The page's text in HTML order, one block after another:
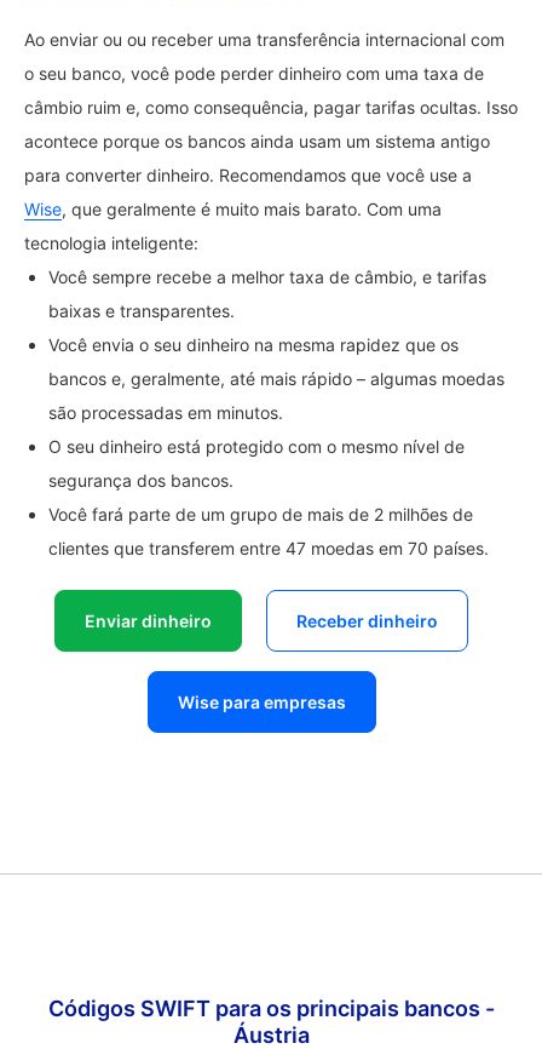
Ao enviar ou ou receber uma transferência internacional com
o seu banco, você pode perder dinheiro com uma taxa de
câmbio ruim e, como consequência, pagar tarifas ocultas. Isso
acontece porque os bancos ainda usam um sistema antigo
para converter dinheiro. Recomendamos que você use a
Wise, que geralmente é muito mais barato. Com uma
tecnologia inteligente:
Você sempre recebe a melhor taxa de câmbio, e tarifas
baixas e transparentes.
Você envia o seu dinheiro na mesma rapidez que os
bancos e, geralmente, até mais rápido – algumas moedas
são processadas em minutos.
O seu dinheiro está protegido com o mesmo nível de
segurança dos bancos.
Você fará parte de um grupo de mais de 2 milhões de
clientes que transferem entre 47 moedas em 70 países.
Enviar dinheiro Receber dinheiro
Wise para empresas
Códigos SWIFT para os principais bancos -
Áustria